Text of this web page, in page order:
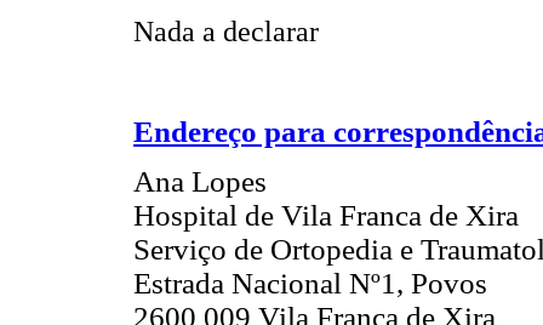
Nada a declarar
Endereço para
Ana Lopes
Hospital de Vila Franca de Xira
Serviço de Ortopedia e
Estrada Nacional Nº1, Povos
2600 009 Vila Franca de Xira